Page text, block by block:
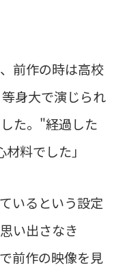
前作の時は高校
身大で演じられ
た。"経過した
料でした」
いるという設定
い出さなき
前作の映像を見